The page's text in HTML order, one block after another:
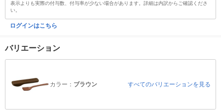
表示よりも実際の付与数、付与率が少ない場合があります。詳細は内訳からご確認くださ
い。
ログインはこちら
バリエーション
カラー： ブラウン すべてのバリエーションを見る